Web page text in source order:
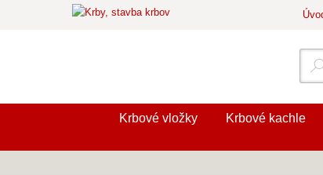
Krbové vložky Krbové kachle